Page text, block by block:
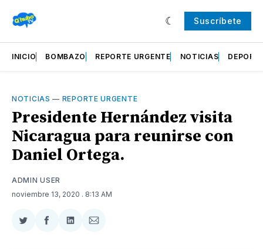
Suscríbete
INICIO BOMBAZO REPORTE URGENTE NOTICIAS
NOTICIAS — REPORTE URGENTE
Presidente Hernández visita
Nicaragua para reunirse con
Daniel Ortega.
ADMIN USER
noviembre 13, 2020 . 8:13 AM
CompartirCompartir
CompartirCompartir